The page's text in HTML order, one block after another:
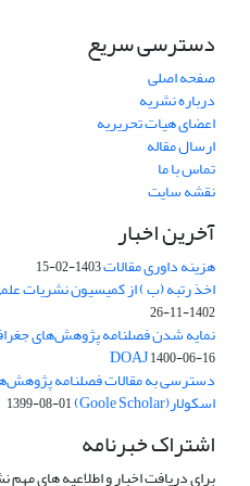
دسترسی سریع
صفحه اصلی
درباره نشریه
اعضای هیات تحریریه
ارسال مقاله
تماس با ما
نقشه سایت
آخرین اخبار
هزینه داوری مقالات1403-02-15
اخذ رتبه (ب ) از کمیسیون نشریات
1402-11-26
نمایه شدن فصلنامه پژوهش‌های
DOAJ1400-06-16
دسترسی به مقالات فصلنامه
اسکولار(Goole Scholar) 1399-08-01
اشتراک خبرنامه
برای دریافت اخبار و اطلاعیه های